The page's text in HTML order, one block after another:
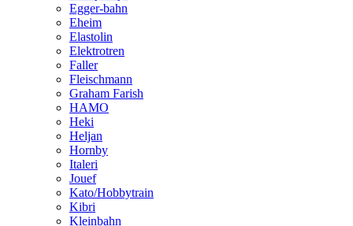
Egger-bahn
Eheim
Elastolin
Elektrotren
Faller
Fleischmann
Graham Farish
HAMO
Heki
Heljan
Hornby
Italeri
Jouef
Kato/Hobbytrain
Kibri
Kleinbahn